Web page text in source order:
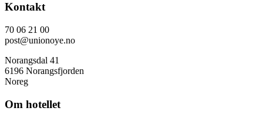
Kontakt
70 06 21 00
post@unionoye.no
Norangsdal 41
6196 Norangsfjorden
Noreg
Om hotellet